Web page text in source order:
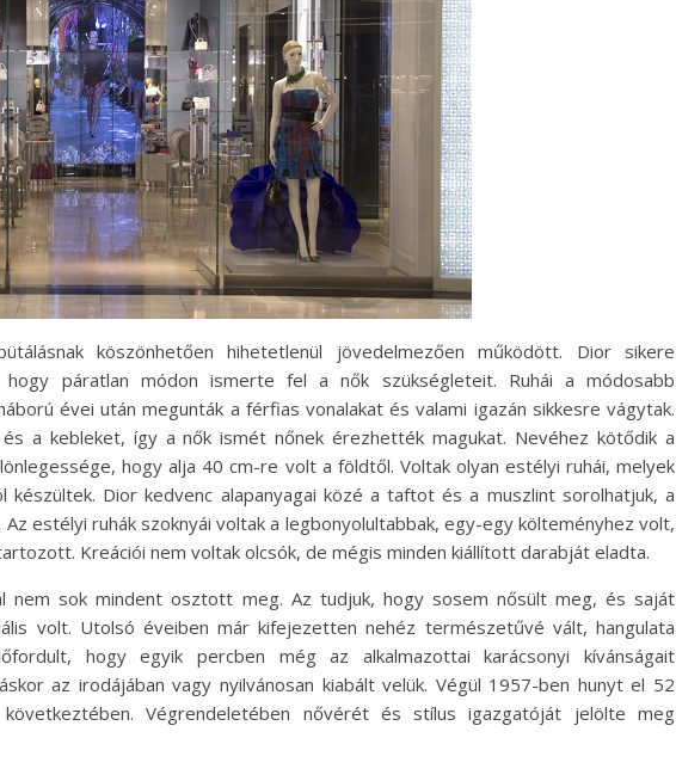
köszönhetően hihetetlenül jövedelmezően működött. Dior sikere
páratlan módon ismerte fel a nők szükségleteit. Ruhái a módosabb
évei után megunták a férfias vonalakat és valami igazán sikkesre vágytak.
a kebleket, így a nők ismét nőnek érezhették magukat. Nevéhez kötődik a
hogy alja 40 cm-re volt a földtől. Voltak olyan estélyi ruhái, melyek
Dior kedvenc alapanyagai közé a taftot és a muszlint sorolhatjuk, a
estélyi ruhák szoknyái voltak a legbonyolultabbak, egy-egy költeményhez volt,
Kreációi nem voltak olcsók, de mégis minden kiállított darabját eladta.
nem sok mindent osztott meg. Az tudjuk, hogy sosem nősült meg, és saját
volt. Utolsó éveiben már kifejezetten nehéz természetűvé vált, hangulata
hogy egyik percben még az alkalmazottai karácsonyi kívánságait
az irodájában vagy nyilvánosan kiabált velük. Végül 1957-ben hunyt el 52
Végrendeletében nővérét és stílus igazgatóját jelölte meg